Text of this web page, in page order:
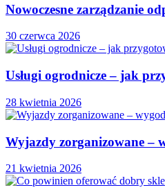
Nowoczesne zarządzanie
30 czerwca 2026
Usługi ogrodnicze – jak
28 kwietnia 2026
Wyjazdy zorganizowane –
21 kwietnia 2026